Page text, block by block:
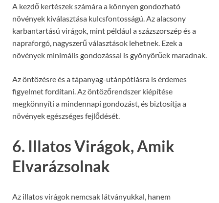
A kezdő kertészek számára a könnyen gondozható
növények kiválasztása kulcsfontosságú. Az alacsony
karbantartású virágok, mint például a százszorszép és a
napraforgó, nagyszerű választások lehetnek. Ezek a
növények minimális gondozással is gyönyörűek maradnak.
Az öntözésre és a tápanyag-utánpótlásra is érdemes
figyelmet fordítani. Az öntözőrendszer kiépítése
megkönnyíti a mindennapi gondozást, és biztosítja a
növények egészséges fejlődését.
6. Illatos Virágok, Amik
Elvarázsolnak
Az illatos virágok nemcsak látványukkal, hanem